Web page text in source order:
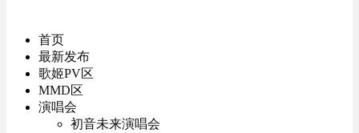
首页
最新发布
歌姬PV区
MMD区
演唱会
初音未来演唱会